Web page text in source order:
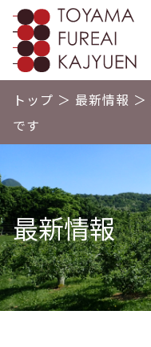
トップ ＞ 最新情報 ＞
です
最新情報